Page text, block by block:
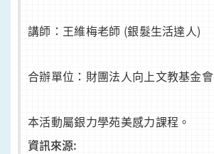
講師：王維梅老師 (銀髮生活達人)
合辦單位：財團法人向上文教基金會
本活動屬銀力學苑美感力課程。
資訊來源: